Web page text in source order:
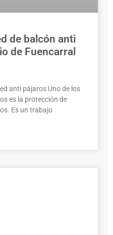
de balcón anti
de Fuencarral
anti pájaros Uno de los
es la protección de
Es un trabajo